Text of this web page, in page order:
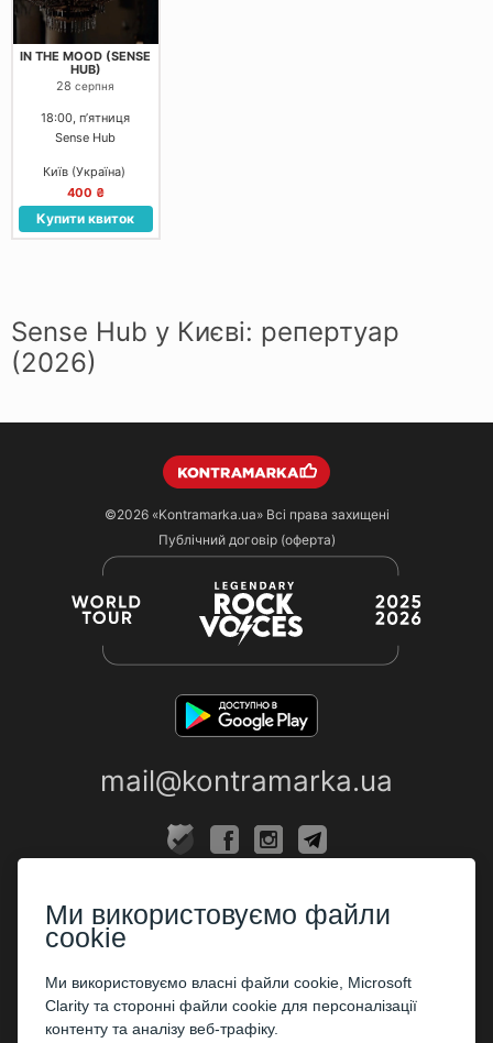
IN THE MOOD (SENSE
HUB)
28серпня
18:00, пʼятниця
Sense Hub
Київ (Україна)
400 ₴
Купити квиток
Sense Hub у Києві: репертуар
(2026)
©2026 «Kontramarka.ua»Всі права захищені
Публічний договір (оферта)
mail@kontramarka.ua
Каси
ПАРТНЕРАМ
Організаторам
Ми використовуємо файли
cookie
Ми використовуємо власні файли cookie, Microsoft
Clarity та сторонні файли cookie для персоналізації
контенту та аналізу веб-трафіку.